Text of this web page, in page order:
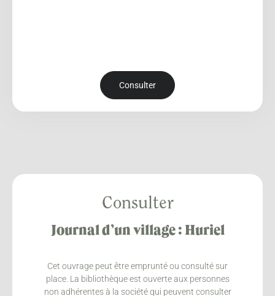
Consulter
Consulter
Journal d’un village : Huriel
Cet ouvrage peut être emprunté ou consulté sur
place. La bibliothèque est ouverte aux personnes
non adhérentes à la société qui peuvent consulter